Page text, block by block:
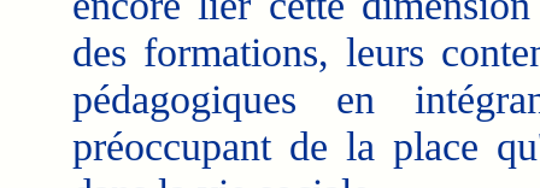
des formations, leurs
pédagogiques en
préoccupant de la place